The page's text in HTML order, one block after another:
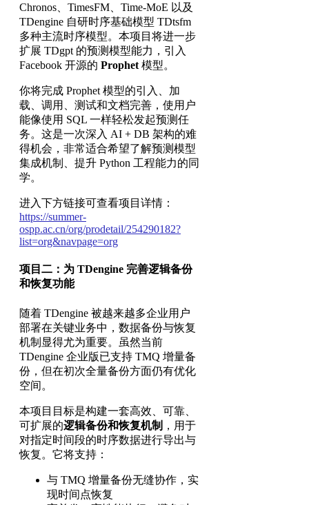
Chronos、TimesFM、Time-MoE 以及
TDengine 自研时序基础模型 TDtsfm
多种主流时序模型。本项目将进一步
扩展 TDgpt 的预测模型能力，引入
Facebook 开源的 Prophet 模型。
你将完成 Prophet 模型的引入、加
载、调用、测试和文档完善，使用户
能像使用 SQL 一样轻松发起预测任
务。这是一次深入 AI + DB 架构的难
得机会，非常适合希望了解预测模型
集成机制、提升 Python 工程能力的同
学。
进入下方链接可查看项目详情：
https://summer-
ospp.ac.cn/org/prodetail/254290182?
list=org&navpage=org
项目二：为 TDengine 完善逻辑备份
和恢复功能
随着 TDengine 被越来越多企业用户
部署在关键业务中，数据备份与恢复
机制显得尤为重要。虽然当前
TDengine 企业版已支持 TMQ 增量备
份，但在初次全量备份方面仍有优化
空间。
本项目目标是构建一套高效、可靠、
可扩展的逻辑备份和恢复机制 ，用于
对指定时间段的时序数据进行导出与
恢复。它将支持：
与 TMQ 增量备份无缝协作，实
现时间点恢复